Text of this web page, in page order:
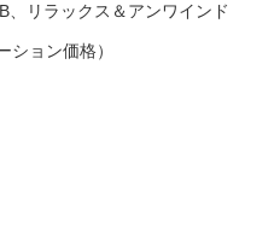
リラックス＆アンワインド
ション価格）